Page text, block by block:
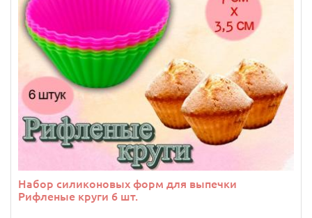
Набор силиконовых форм для выпечки
Рифленые круги 6 шт.